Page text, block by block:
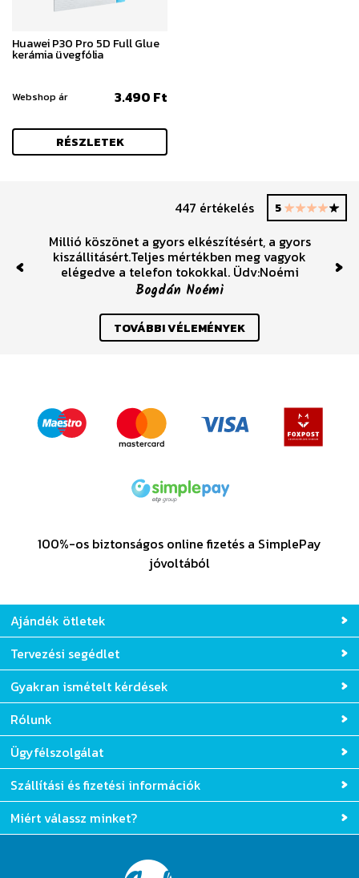
Huawei P30 Pro 5D Full Glue
kerámia üvegfólia
Webshop ár 3.490 Ft
RÉSZLETEK
447 értékelés 5
Millió köszönet a gyors elkészítésért, a gyors
kiszállitásért.Teljes mértékben meg vagyok
elégedve a telefon tokokkal. Üdv:Noémi
Bogdán Noémi
Previous
TOVÁBBI VÉLEMÉNYEK
100%-os biztonságos online fizetés a SimplePay
jóvoltából
Ajándék ötletek
Tervezési segédlet
Gyakran ismételt kérdések
Rólunk
Ügyfélszolgálat
Szállítási és fizetési információk
Miért válassz minket?